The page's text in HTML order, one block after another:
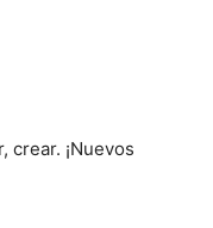
crear. ¡Nuevos